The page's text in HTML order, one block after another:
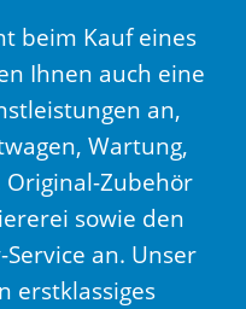
beim Kauf eines
Ihnen auch eine
an,
Wartung,
Zubehör
sowie den
an. Unser
erstklassiges